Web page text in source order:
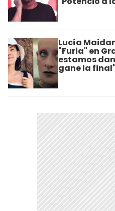
Lucía
"Furia" en
estamos
gane la final"